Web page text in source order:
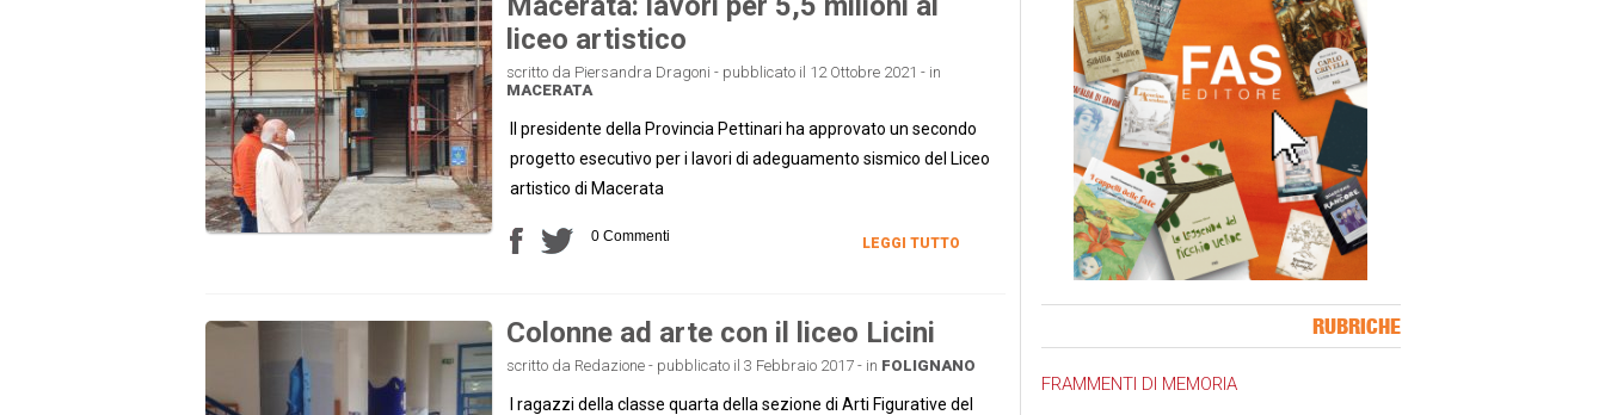
liceo artistico
scritto da Piersandra Dragoni - pubblicato il 12 Ottobre 2021 - in
MACERATA
Il presidente della Provincia Pettinari ha approvato un secondo
progetto esecutivo per i lavori di adeguamento sismico del Liceo
artistico di Macerata
0 Commenti LEGGI TUTTO
Colonne ad arte con il liceo Licini
scritto da Redazione - pubblicato il 3 Febbraio 2017 - in FOLIGNANO
I ragazzi della classe quarta della sezione di Arti Figurative del
RUBRICHE
FRAMMENTI DI MEMORIA